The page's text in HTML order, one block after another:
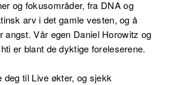
og fokusområder, fra DNA og
arv i det gamle vesten, og å
Vår egen Daniel Horowitz og
er blant de dyktige foreleserene.
deg til Live økter, og sjekk